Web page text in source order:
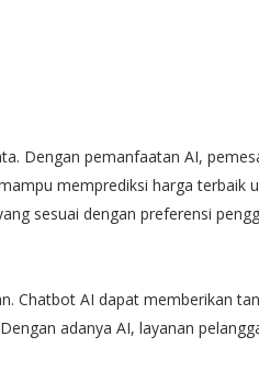
Dengan pemanfaatan AI,
memprediksi harga terbaik
sesuai dengan preferensi
Chatbot AI dapat memberikan
adanya AI, layanan